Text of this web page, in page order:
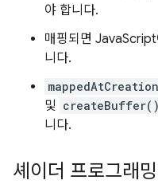
야 합니다.
매핑되면
니다.
mappedAtCreation
및 createBuffer()
니다.
셰이더 프로그래밍